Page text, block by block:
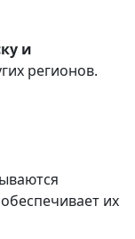
и
регионов.
их